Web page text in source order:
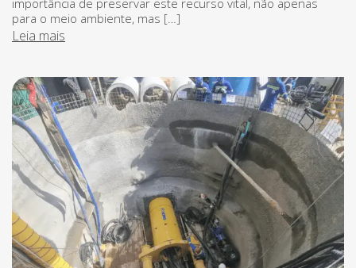
importância de preservar este recurso vital, não apenas
para o meio ambiente, mas […]
Leia mais